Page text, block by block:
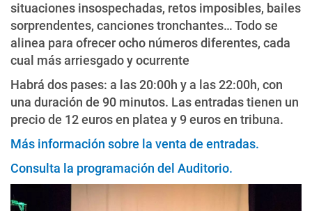
situaciones insospechadas, retos imposibles, bailes
sorprendentes, canciones tronchantes… Todo se
alinea para ofrecer ocho números diferentes, cada
cual más arriesgado y ocurrente
Habrá dos pases: a las 20:00h y a las 22:00h, con
una duración de 90 minutos. Las entradas tienen un
precio de 12 euros en platea y 9 euros en tribuna.
Más información sobre la venta de entradas.
Consulta la programación del Auditorio.